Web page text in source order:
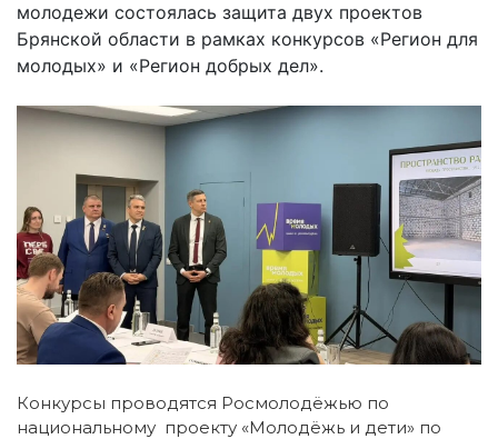
молодежи состоялась защита двух проектов
Брянской области в рамках конкурсов «Регион для
молодых» и «Регион добрых дел».
Конкурсы проводятся Росмолодёжью по
национальному проекту «Молодёжь и дети» по